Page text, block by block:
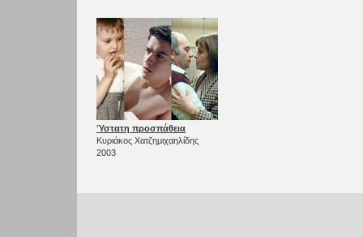
Ύστατη προσπάθεια
Κυριάκος Χατζημιχαηλίδης
2003